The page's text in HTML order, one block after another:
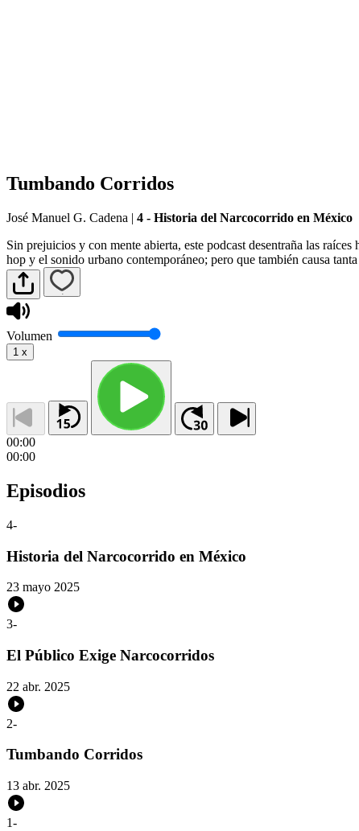
Tumbando Corridos
José Manuel G. Cadena | 4 - Historia del Narcocorrido en México
Sin prejuicios y con mente abierta, este podcast desentraña las
hop y el sonido urbano contemporáneo; pero que también causa
Volumen
1 x
00:00
00:00
Episodios
4-
Historia del Narcocorrido en México
23 mayo 2025
3-
El Público Exige Narcocorridos
22 abr. 2025
2-
Tumbando Corridos
13 abr. 2025
1-